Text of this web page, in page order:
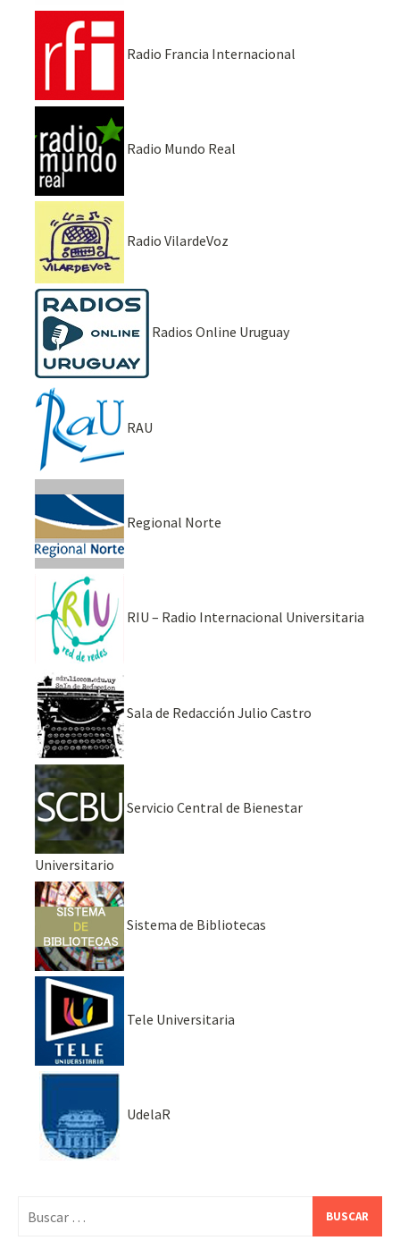
Radio Francia Internacional
Radio Mundo Real
Radio VilardeVoz
Radios Online Uruguay
RAU
Regional Norte
RIU – Radio Internacional Universitaria
Sala de Redacción Julio Castro
Servicio Central de Bienestar
Universitario
Sistema de Bibliotecas
Tele Universitaria
UdelaR